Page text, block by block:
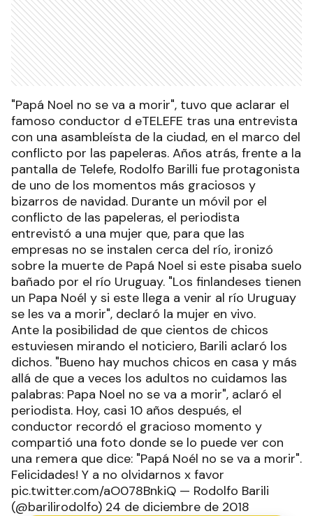
"Papá Noel no se va a morir", tuvo que aclarar el
famoso conductor d eTELEFE tras una entrevista
con una asambleísta de la ciudad, en el marco del
conflicto por las papeleras. Años atrás, frente a la
pantalla de Telefe, Rodolfo Barilli fue protagonista
de uno de los momentos más graciosos y
bizarros de navidad. Durante un móvil por el
conflicto de las papeleras, el periodista
entrevistó a una mujer que, para que las
empresas no se instalen cerca del río, ironizó
sobre la muerte de Papá Noel si este pisaba suelo
bañado por el río Uruguay. "Los finlandeses tienen
un Papa Noél y si este llega a venir al río Uruguay
se les va a morir", declaró la mujer en vivo.
Ante la posibilidad de que cientos de chicos
estuviesen mirando el noticiero, Barili aclaró los
dichos. "Bueno hay muchos chicos en casa y más
allá de que a veces los adultos no cuidamos las
palabras: Papa Noel no se va a morir", aclaró el
periodista. Hoy, casi 10 años después, el
conductor recordó el gracioso momento y
compartió una foto donde se lo puede ver con
una remera que dice: "Papá Noél no se va a morir".
Felicidades! Y a no olvidarnos x favor
pic.twitter.com/aO078BnkiQ — Rodolfo Barili
(@barilirodolfo) 24 de diciembre de 2018